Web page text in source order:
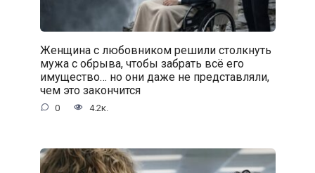
Женщина с любовником решили столкнуть
мужа с обрыва, чтобы забрать всё его
имущество… но они даже не представляли,
чем это закончится
0 4.2к.